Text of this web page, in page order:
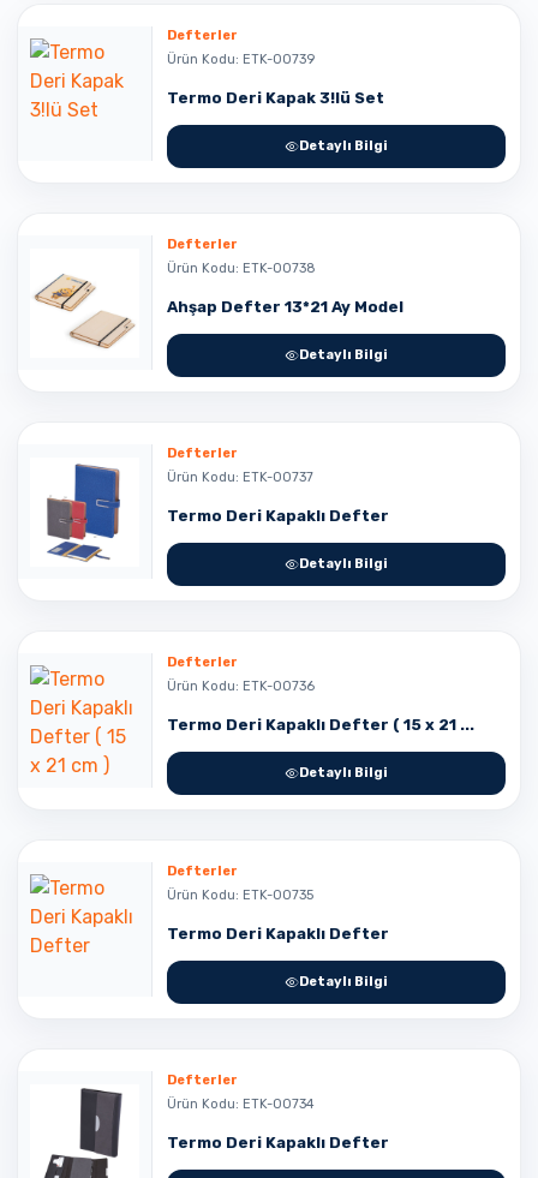
Defterler
Ürün Kodu: ETK-00739
Termo Deri Kapak 3!lü Set
Detaylı Bilgi
Defterler
Ürün Kodu: ETK-00738
Ahşap Defter 13*21 Ay Model
Detaylı Bilgi
Defterler
Ürün Kodu: ETK-00737
Termo Deri Kapaklı Defter
Detaylı Bilgi
Defterler
Ürün Kodu: ETK-00736
Termo Deri Kapaklı Defter ( 15 x 21 ...
Detaylı Bilgi
Defterler
Ürün Kodu: ETK-00735
Termo Deri Kapaklı Defter
Detaylı Bilgi
Defterler
Ürün Kodu: ETK-00734
Termo Deri Kapaklı Defter